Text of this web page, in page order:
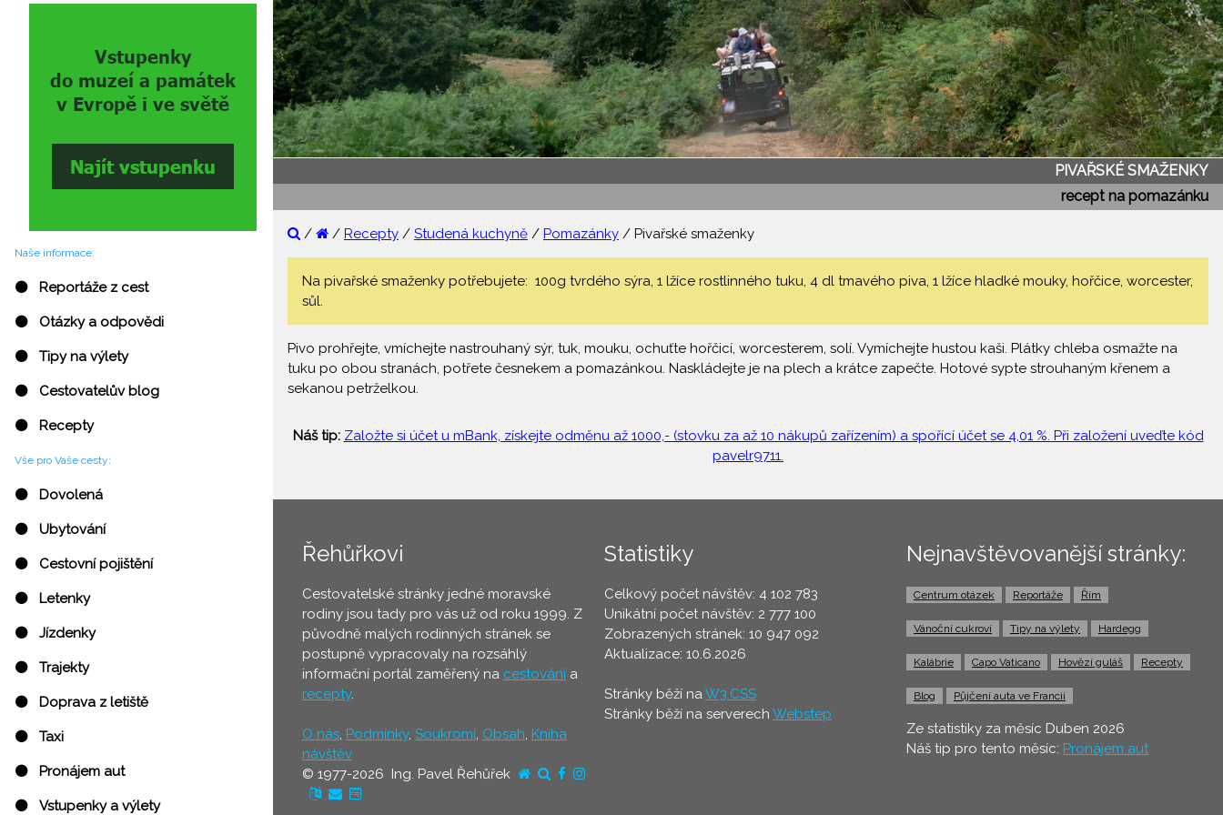
Naše informace:
⚫ Reportáže z cest
⚫ Otázky a odpovědi
⚫ Tipy na výlety
⚫ Cestovatelův blog
⚫ Recepty
Vše pro Vaše cesty:
⚫ Dovolená
⚫ Ubytování
⚫ Cestovní pojištění
⚫ Letenky
⚫ Jízdenky
⚫ Trajekty
⚫ Doprava z letiště
⚫ Taxi
⚫ Pronájem aut
⚫ Vstupenky a výlety
PIVAŘSKÉ SMAŽENKY
recept na pomazánku
/ / Recepty / Studená kuchyně / Pomazánky / Pivařské smaženky
Na pivařské smaženky potřebujete: 100g tvrdého sýra, 1 lžíce rostlinného tuku, 4 dl tmavého piva, 1 lžíce hladké mouky, hořčice, worcester,
sůl.
Pivo prohřejte, vmíchejte nastrouhaný sýr, tuk, mouku, ochuťte hořčicí, worcesterem, solí. Vymíchejte hustou kaši. Plátky chleba osmažte na
tuku po obou stranách, potřete česnekem a pomazánkou. Naskládejte je na plech a krátce zapečte. Hotové sypte strouhaným křenem a
sekanou petrželkou.
Náš tip: Založte si účet u mBank, získejte odměnu až 1000,- (stovku za až 10 nákupů zařízením) a spořící účet se 4,01 %. Při založení uveďte kód
pavelr9711.
Řehůřkovi
Cestovatelské stránky jedné moravské
rodiny jsou tady pro vás už od roku 1999. Z
původně malých rodinných stránek se
postupně vypracovaly na rozsáhlý
informační portál zaměřený na cestování a
recepty.
O nás, Podmínky, Soukromí, Obsah, Kniha
návštěv
© 1977-2026 Ing. Pavel Řehůřek
Statistiky
Celkový počet návštěv: 4 102 783
Unikátní počet návštěv: 2 777 100
Zobrazených stránek: 10 947 092
Aktualizace: 10.6.2026
Stránky běží naW3.CSS
Stránky běží na serverech Webstep
Nejnavštěvovanější stránky:
Centrum otázek Reportáže Řím
Vánoční cukroví Tipy na výlety Hardegg
Kalábrie Capo Vaticano Hovězí guláš Recepty
Blog Půjčení auta ve Francii
Ze statistiky za měsíc Duben 2026
Náš tip pro tento měsíc: Pronájem aut